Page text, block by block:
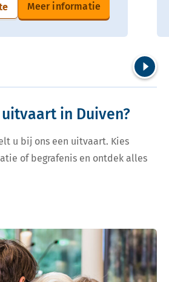
Meer informatie
in Duiven?
u bij ons een uitvaart. Kies
of begrafenis en ontdek alles